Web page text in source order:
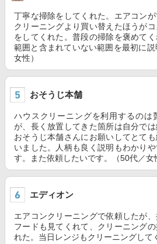
丁寧な掃除をしてくれた。エアコン
クリーニングより買い替えたほうが
をしてくれた。普段の掃除を褒めて
範囲と含まれていない範囲を最初に
女性）
おそうじ本舗
ハウスクリーニングを利用するのは
が、長く放置してきた箇所は自分では
おそうじ本舗さんにお願いしてとて
いました。人柄も良く説明もわかり
す。また依頼したいです。（50代／女
エディオン
エアコンクリーニングで依頼したが
フードも見てくれて、クリーニング
れた。当日レンジもクリーニングして